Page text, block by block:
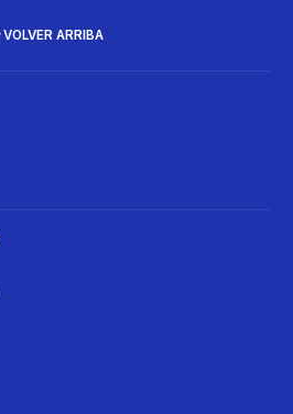
VOLVER ARRIBA